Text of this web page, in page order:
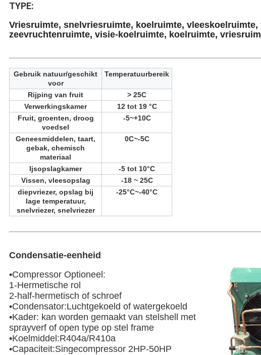
TYPE:
Vriesruimte, snelvriesruimte, koelruimte,
zeevruchtenruimte, visie-koelruimte, koelruimte,
Gebruik natuur/geschikt
voor
Temperatuurbereik
Rijping van fruit
> 25C
Verwerkingskamer
12 tot 19 °C
Fruit, groenten, droog
voedsel
-5~+10C
Geneesmiddelen, taart,
gebak, chemisch
materiaal
0C~-5C
Ijsopslagkamer
-5 tot 10°C
Vissen, vleesopslag
-18 ~ 25C
diepvriezer, opslag bij
lage temperatuur,
snelvriezer, snelvriezer
-25°C~-40°C
Condensatie-eenheid
•Compressor Optioneel:
1-Hermetische rol
2-half-hermetisch of schroef
•Condensator:Luchtgekoeld of watergekoeld
•Kader: kan worden gemaakt van stelshell met
sprayverf of open type op stel frame
•Koelmiddel:R404a/R410a
•Capaciteit:Singecompressor 2HP-50HP